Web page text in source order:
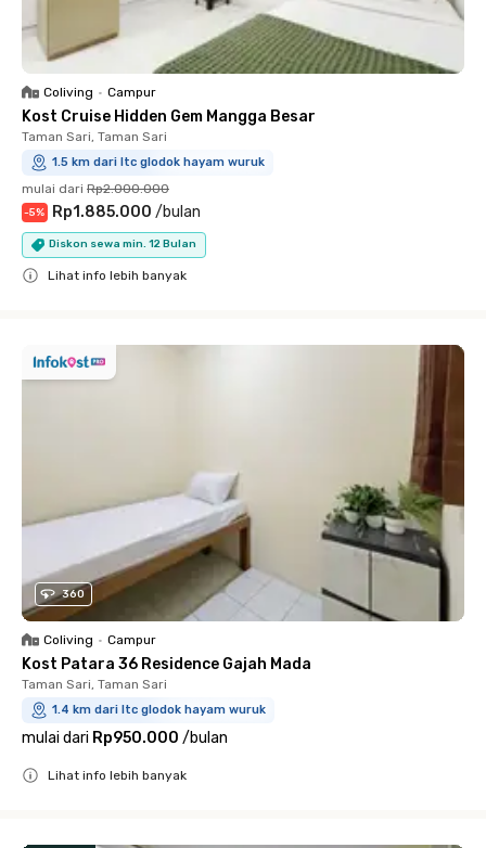
Coliving • Campur
Kost Cruise Hidden Gem Mangga Besar
Taman Sari, Taman Sari
1.5 km dari ltc glodok hayam wuruk
mulai dari Rp2.000.000
-5% Rp1.885.000 /bulan
Diskon sewa min. 12 Bulan
Lihat info lebih banyak
360
Coliving • Campur
Kost Patara 36 Residence Gajah Mada
Taman Sari, Taman Sari
1.4 km dari ltc glodok hayam wuruk
mulai dari Rp950.000 /bulan
Lihat info lebih banyak